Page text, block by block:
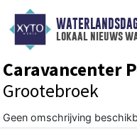
lokaal nieuws
Caravancenter
Grootebroek
Geen omschrijving